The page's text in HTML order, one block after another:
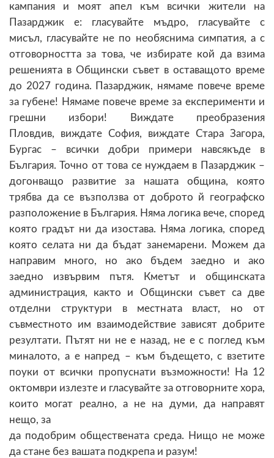
кампания и моят апел към всички жители на
Пазарджик е: гласувайте мъдро, гласувайте с
мисъл, гласувайте не по необяснима симпатия, а с
отговорността за това, че избирате кой да взима
решенията в Общински съвет в оставащото време
до 2027 година. Пазарджик, нямаме повече време
за губене! Нямаме повече време за експерименти и
грешни избори! Виждате преобразения
Пловдив, виждате София, виждате Стара Загора,
Бургас – всички добри примери навсякъде в
България. Точно от това се нуждаем в Пазарджик –
догонващо развитие за нашата община, която
трябва да се възползва от доброто й географско
разположение в България. Няма логика вече, според
която градът ни да изостава. Няма логика, според
която селата ни да бъдат занемарени. Можем да
направим много, но ако бъдем заедно и ако
заедно извървим пътя. Кметът и общинската
администрация, както и Общински съвет са две
отделни структури в местната власт, но от
съвместното им взаимодействие зависят добрите
резултати. Пътят ни не е назад, не е с поглед към
миналото, а е напред – към бъдещето, с взетите
поуки от всички пропуснати възможности! На 12
октомври излезте и гласувайте за отговорните хора,
които могат реално, а не на думи, да направят
нещо, за
да подобрим обществената среда. Нищо не може
да стане без вашата подкрепа и разум!